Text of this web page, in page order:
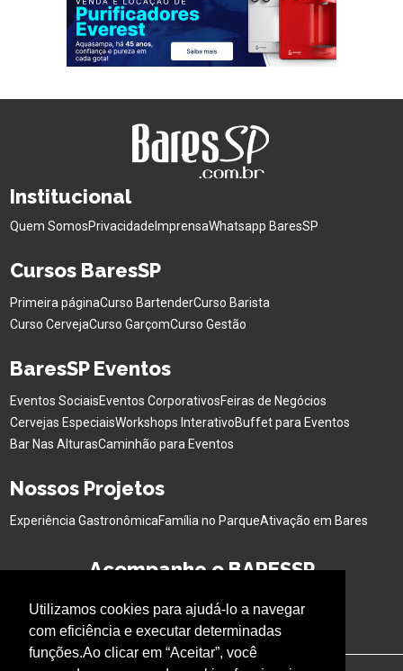
Utilizamos cookies para ajudá-lo a navegar
com eficiência e executar determinadas
funções.Ao clicar em “Aceitar”, você
Institucional
Quem SomosPrivacidade ImprensaWhatsapp BaresSP
Cursos BaresSP
Primeira páginaCurso BartenderCurso Barista
Curso CervejaCurso GarçomCurso Gestão
BaresSP Eventos
Eventos SociaisEventos CorporativosFeiras de Negócios
Cervejas EspeciaisWorkshops InterativoBuffet para Eventos
Bar Nas AlturasCaminhão para Eventos
Nossos Projetos
Experiência GastronômicaFamília no ParqueAtivação em Bares
Acompanhe o BARESSP